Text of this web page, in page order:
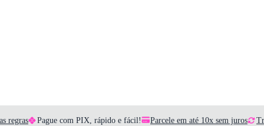
regras Pague com PIX, rápido e fácil! Parcele em até 10x sem juros